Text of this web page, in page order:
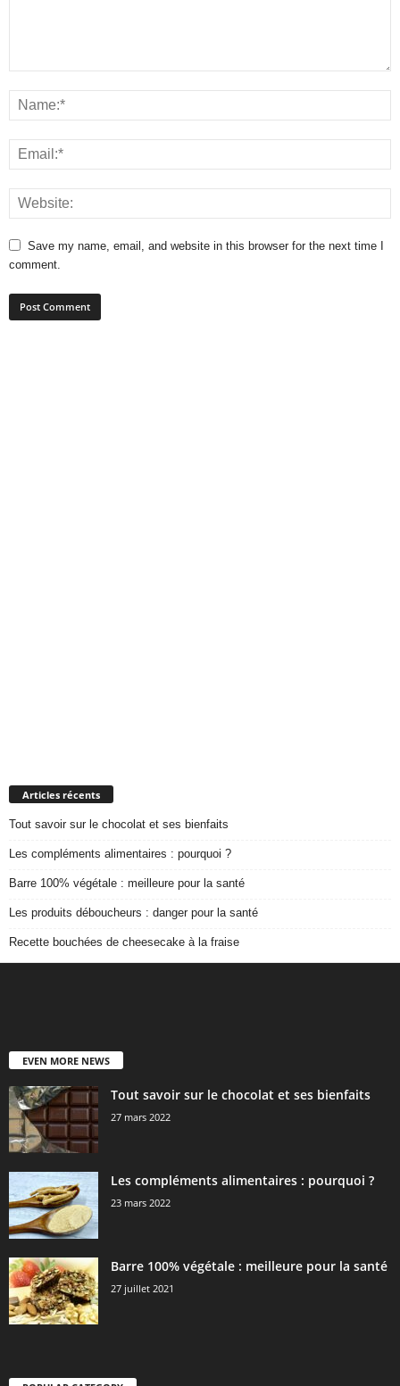
Save my name, email, and website in this browser for the next time I
comment.
Articles récents
Tout savoir sur le chocolat et ses bienfaits
Les compléments alimentaires : pourquoi ?
Barre 100% végétale : meilleure pour la santé
Les produits déboucheurs : danger pour la santé
Recette bouchées de cheesecake à la fraise
EVEN MORE NEWS
Tout savoir sur le chocolat et ses bienfaits
27 mars 2022
Les compléments alimentaires : pourquoi ?
23 mars 2022
Barre 100% végétale : meilleure pour la santé
27 juillet 2021